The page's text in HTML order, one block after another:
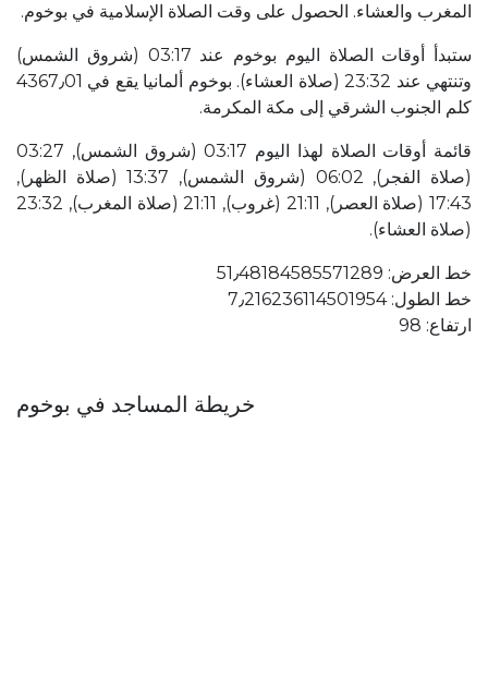
المغرب والعشاء. الحصول على وقت الصلاة الإسلامية في بوخوم.
ستبدأ أوقات الصلاة اليوم بوخوم عند 03:17 (شروق الشمس)
وتنتهي عند 23:32 (صلاة العشاء). بوخوم ألمانيا يقع في 4367٫01
كلم الجنوب الشرقي إلى مكة المكرمة.
قائمة أوقات الصلاة لهذا اليوم 03:17 (شروق الشمس), 03:27
(صلاة الفجر), 06:02 (شروق الشمس), 13:37 (صلاة الظهر),
17:43 (صلاة العصر), 21:11 (غروب), 21:11 (صلاة المغرب), 23:32
(صلاة العشاء).
خط العرض: 51٫48184585571289
خط الطول: 7٫216236114501954
ارتفاع: 98
خريطة المساجد في بوخوم